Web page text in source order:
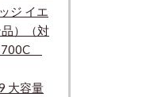
ジ イエ
）（対
大容量